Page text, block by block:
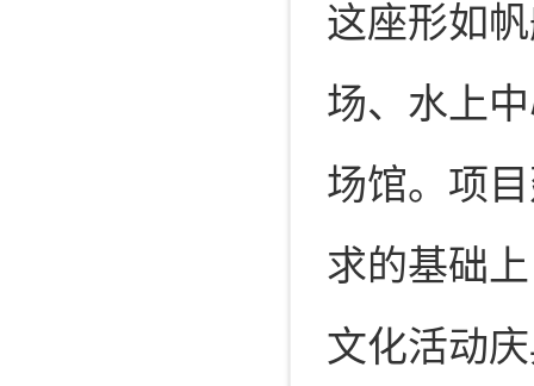
这座形如
场、水上
场馆。项
求的基础
文化活动